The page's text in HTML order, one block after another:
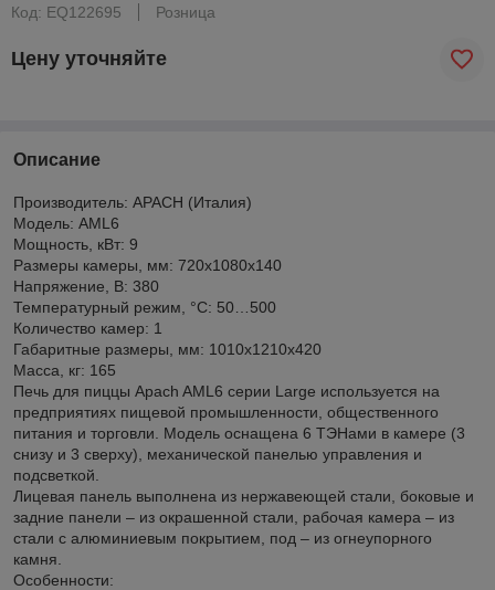
Код: EQ122695
Розница
Цену уточняйте
Описание
Производитель: APACH (Италия)
Модель: AML6
Мощность, кВт: 9
Размеры камеры, мм: 720х1080х140
Напряжение, В: 380
Температурный режим, °C: 50…500
Количество камер: 1
Габаритные размеры, мм: 1010х1210х420
Масса, кг: 165
Печь для пиццы Apach AML6 серии Large используется на
предприятиях пищевой промышленности, общественного
питания и торговли. Модель оснащена 6 ТЭНами в камере (3
снизу и 3 сверху), механической панелью управления и
подсветкой.
Лицевая панель выполнена из нержавеющей стали, боковые и
задние панели – из окрашенной стали, рабочая камера – из
стали с алюминиевым покрытием, под – из огнеупорного
камня.
Особенности: